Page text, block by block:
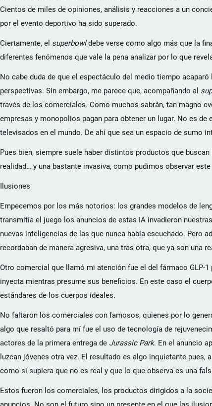
Cientos de miles de opiniones, análisis y reacciones a un
por el evento deportivo ha sido superado.
Ciertamente, el superbowldebe verse como algo más que la
diferentes fenómenos que vale la pena analizar por lo que
No cabe duda de que el espectáculo del medio tiempo
perspectivas. Sin embargo, me parece que, acompañando al
través de los comerciales. Como muchos sabrán, tan magno
empresas y monopolios pagan para obtener un lugar. No es
televisados en el mundo. De ahí que sea un espacio de sumo
Pues bien, siempre suele haber distintos productos que
realidad… y una bastante invasiva, como pudimos observar este
Ilusiones
Empecemos por los más notorios: los grandes modelos de
transmitía el juego los anuncios de estas IA invadieron
nuevas inteligencias de las que nunca había escuchado. Pero
recordaban de manera agresiva, una tras otra, que ya son una
Otro comercial que llamó mi atención fue el del fármaco GLP-
inyecta mientras presume sus beneficios. En este caso el
estándares de los cuerpos ideales.
No faltaron los comerciales con famosos, quienes por lo
algo que resaltó para mí fue el uso de tecnología de
actores de la primera entrega de Jurassic Park. En el anuncio
luzcan jóvenes otra vez. El resultado es algo inquietante
como si supiera que no es real y que lo que observa es una
Estos fueron los comerciales, los productos dirigidos a la